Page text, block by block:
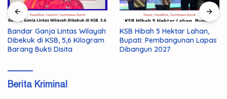
Bandar Ganja Lintas Wilayah
Dibekuk di KSB, 5,6 Kilogram
Barang Bukti Disita
KSB Hibah 5 Hektar Lahan,
Bupati: Pembangunan Lapas
Dibangun 2027
Berita Kriminal